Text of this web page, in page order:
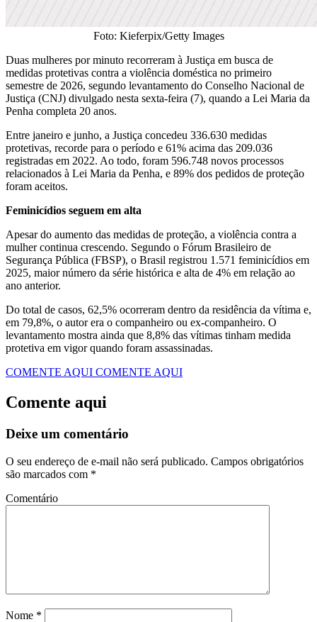
Foto: Kieferpix/Getty Images
Duas mulheres por minuto recorreram à Justiça em busca de
medidas protetivas contra a violência doméstica no primeiro
semestre de 2026, segundo levantamento do Conselho Nacional de
Justiça (CNJ) divulgado nesta sexta-feira (7), quando a Lei Maria da
Penha completa 20 anos.
Entre janeiro e junho, a Justiça concedeu 336.630 medidas
protetivas, recorde para o período e 61% acima das 209.036
registradas em 2022. Ao todo, foram 596.748 novos processos
relacionados à Lei Maria da Penha, e 89% dos pedidos de proteção
foram aceitos.
Feminicídios seguem em alta
Apesar do aumento das medidas de proteção, a violência contra a
mulher continua crescendo. Segundo o Fórum Brasileiro de
Segurança Pública (FBSP), o Brasil registrou 1.571 feminicídios em
2025, maior número da série histórica e alta de 4% em relação ao
ano anterior.
Do total de casos, 62,5% ocorreram dentro da residência da vítima e,
em 79,8%, o autor era o companheiro ou ex-companheiro. O
levantamento mostra ainda que 8,8% das vítimas tinham medida
protetiva em vigor quando foram assassinadas.
COMENTE AQUI COMENTE AQUI
Comente aqui
Deixe um comentário
O seu endereço de e-mail não será publicado. Campos obrigatórios
são marcados com *
Comentário
Nome *